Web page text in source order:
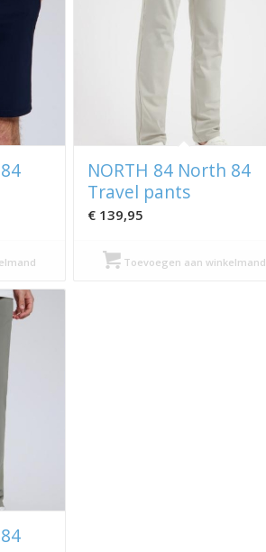
NORTH 84 North 84
Travel pants
€139,95
Toevoegen aan winkelmand